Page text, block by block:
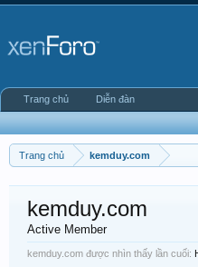
Trang chủ kemduy.com
kemduy.com
Active Member
kemduy.com được nhìn thấy lần cuối:
Trang chủ Diễn đàn